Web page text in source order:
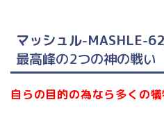
マッシュル-MASHLE-
最高峰の2つの神の戦い
自らの目的の為なら多くの